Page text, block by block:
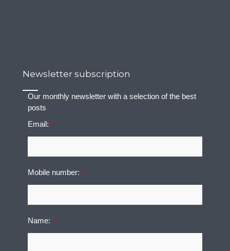
Newsletter subscription
Our monthly newsletter with a selection of the best
posts
Email:*
Mobile number:*
Name:*